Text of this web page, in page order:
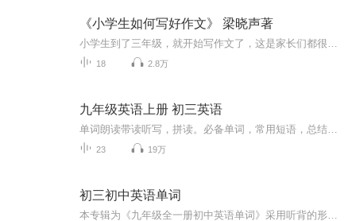
《小学生如何写好作文》 梁晓声著
18 2.8万
九年级英语上册 初三英语
23 19万
初三初中英语单词